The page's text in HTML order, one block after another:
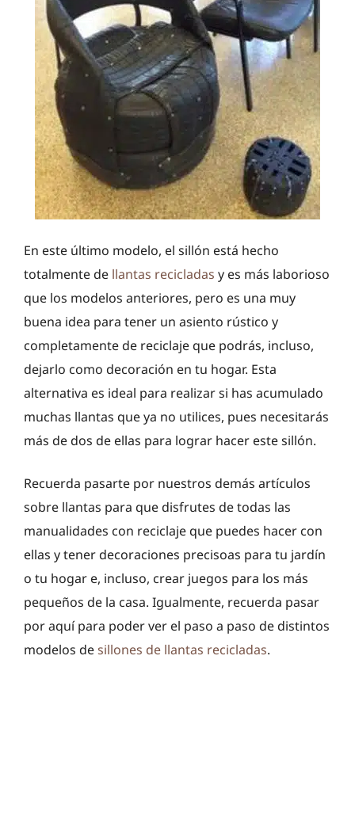
En este último modelo, el sillón está hecho
totalmente de llantas recicladas y es más laborioso
que los modelos anteriores, pero es una muy
buena idea para tener un asiento rústico y
completamente de reciclaje que podrás, incluso,
dejarlo como decoración en tu hogar. Esta
alternativa es ideal para realizar si has acumulado
muchas llantas que ya no utilices, pues necesitarás
más de dos de ellas para lograr hacer este sillón.
Recuerda pasarte por nuestros demás artículos
sobre llantas para que disfrutes de todas las
manualidades con reciclaje que puedes hacer con
ellas y tener decoraciones precisoas para tu jardín
o tu hogar e, incluso, crear juegos para los más
pequeños de la casa. Igualmente, recuerda pasar
por aquí para poder ver el paso a paso de distintos
modelos desillones de llantas recicladas.